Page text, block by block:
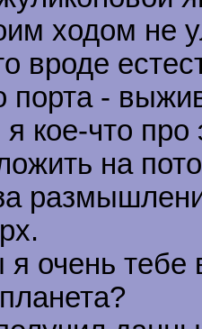
ходом не
вроде
-
я кое-что
на
я очень